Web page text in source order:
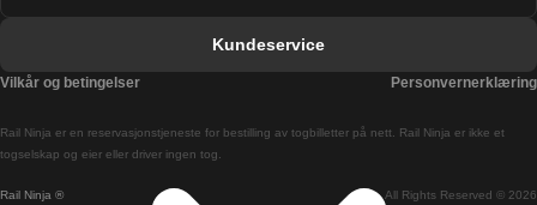
Budapest Prague Tog
Rail Ninja ® All Rights Reserved © 2026
Rail Ninja er en reservasjons­tjeneste for bestilling av togbilletter på nett. Rail Ninja er ikke et
togselskap og eier eller driver ingen tog.
Kundeservice
Vilkår og betingelser Personvernerklæring